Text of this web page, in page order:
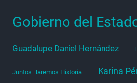
Gobierno del
Guadalupe Daniel Hernández
Juntos Haremos Historia Karina